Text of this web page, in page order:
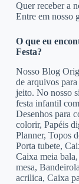
Quer receber a
Entre em nosso
O que eu
Festa?
Nosso Blog
de arquivos para
jeito. No nosso
festa infantil
Desenhos para
colorir, Papéis
Planner, Topos
Porta tubete,
Caixa meia
mesa,
acrilica, Caixa